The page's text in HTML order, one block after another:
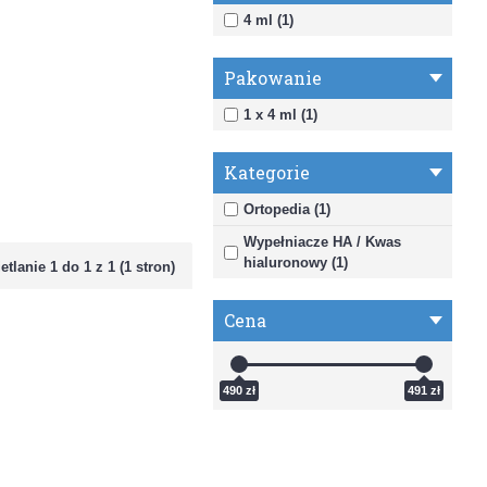
4 ml (1)
Pakowanie
1 x 4 ml (1)
Kategorie
Ortopedia (1)
Wypełniacze HA / Kwas
hialuronowy (1)
Cena
490 zł 491 zł
1 do 1 z 1 (1 stron)